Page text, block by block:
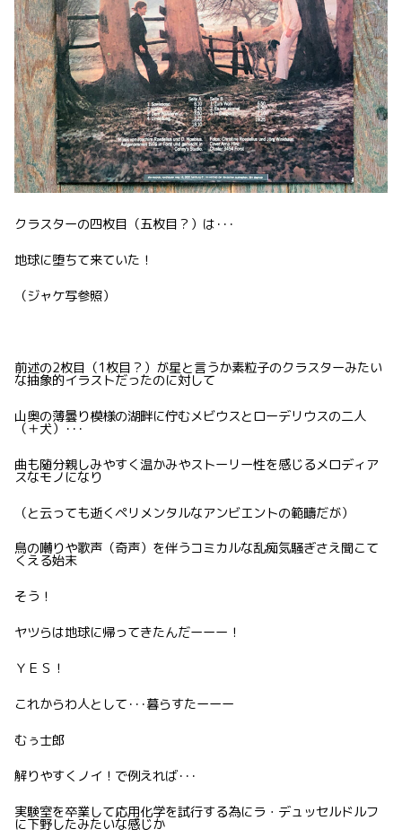
クラスターの四枚目（五枚目？）は･･･
地球に堕ちて来ていた！
（ジャケ写参照）
前述の2枚目（1枚目？）が星と言うか素粒子のクラスターみたい
な抽象的イラストだったのに対して
山奥の薄曇り模様の湖畔に佇むメビウスとローデリウスの二人
（＋犬）･･･
曲も随分親しみやすく温かみやストーリー性を感じるメロディア
スなモノになり
（と云っても逝くペリメンタルなアンビエントの範疇だが）
鳥の囀りや歌声（奇声）を伴うコミカルな乱痴気騒ぎさえ聞こて
くえる始末
そう！
ヤツらは地球に帰ってきたんだーーー！
ＹＥＳ！
これからわ人として･･･暮らすたーーー
むぅ士郎
解りやすくノイ！で例えれば･･･
実験室を卒業して応用化学を試行する為にラ・デュッセルドルフ
に下野したみたいな感じか